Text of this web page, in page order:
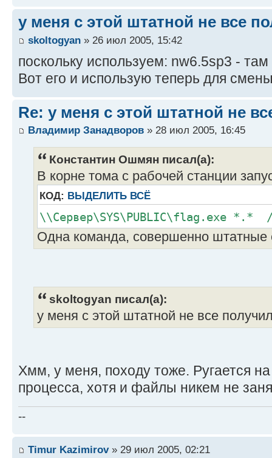
у меня с этой штатной не все
skoltogyan » 26 июл 2005, 15:42
поскольку используем: nw6.5sp3 -
Вот его и использую теперь для
Re: у меня с этой штатной не
Владимир Занадворов » 28 июл 2005, 16:45
Константин Ошмян писал(а):
В корне тома с рабочей станции
КОД: ВЫДЕЛИТЬ ВСЁ
\\Сервер\SYS\PUBLIC\flag.exe *.* /
Одна команда, совершенно штатные
skoltogyan писал(а):
у меня с этой штатной не все
Хмм, у меня, походу тоже. Ругается
процесса, хотя и файлы никем не
--
Timur Kazimirov» 29 июл 2005, 02:21